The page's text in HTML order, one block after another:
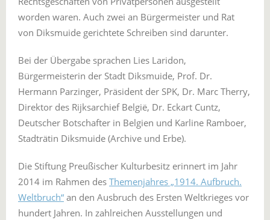
worden waren. Auch zwei an Bürgermeister und Rat
von Diksmuide gerichtete Schreiben sind darunter.
Bei der Übergabe sprachen Lies Laridon,
Bürgermeisterin der Stadt Diksmuide, Prof. Dr.
Hermann Parzinger, Präsident der SPK, Dr. Marc Therry,
Direktor des Rijksarchief België, Dr. Eckart Cuntz,
Deutscher Botschafter in Belgien und Karline Ramboer,
Stadträtin Diksmuide (Archive und Erbe).
Die Stiftung Preußischer Kulturbesitz erinnert im Jahr
2014 im Rahmen des Themenjahres „1914. Aufbruch.
Weltbruch“ an den Ausbruch des Ersten Weltkrieges vor
hundert Jahren. In zahlreichen Ausstellungen und